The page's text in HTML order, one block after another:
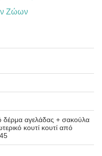
Ζώων
δέρμα αγελάδας + σακούλα
κουτί κουτί από